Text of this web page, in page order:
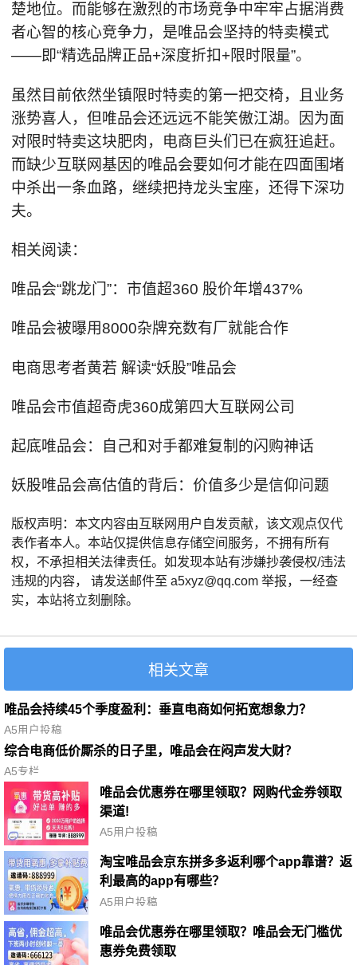
楚地位。而能够在激烈的市场竞争中牢牢占据消费
者心智的核心竞争力，是唯品会坚持的特卖模式
——即“精选品牌正品+深度折扣+限时限量”。
虽然目前依然坐镇限时特卖的第一把交椅，且业务
涨势喜人，但唯品会还远远不能笑傲江湖。因为面
对限时特卖这块肥肉，电商巨头们已在疯狂追赶。
而缺少互联网基因的唯品会要如何才能在四面围堵
中杀出一条血路，继续把持龙头宝座，还得下深功
夫。
相关阅读：
唯品会“跳龙门”：市值超360 股价年增437%
唯品会被曝用8000杂牌充数有厂就能合作
电商思考者黄若 解读“妖股”唯品会
唯品会市值超奇虎360成第四大互联网公司
起底唯品会：自己和对手都难复制的闪购神话
妖股唯品会高估值的背后：价值多少是信仰问题
版权声明：本文内容由互联网用户自发贡献，该文观点仅代
表作者本人。本站仅提供信息存储空间服务，不拥有所有
权，不承担相关法律责任。如发现本站有涉嫌抄袭侵权/违法
违规的内容， 请发送邮件至 a5xyz@qq.com 举报，一经查
实，本站将立刻删除。
相关文章
唯品会持续45个季度盈利：垂直电商如何拓宽想象力？
A5用户投稿
综合电商低价厮杀的日子里，唯品会在闷声发大财？
A5专栏
唯品会优惠券在哪里领取？网购代金券领取
渠道!
A5用户投稿
淘宝唯品会京东拼多多返利哪个app靠谱？返
利最高的app有哪些？
A5用户投稿
唯品会优惠券在哪里领取？唯品会无门槛优
惠券免费领取